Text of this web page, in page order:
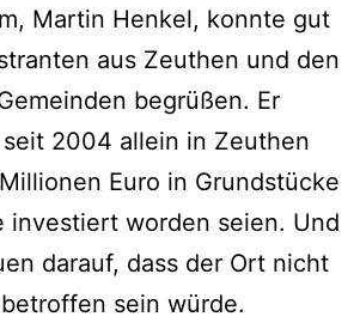
Martin Henkel, konnte gut
aus Zeuthen und den
begrüßen. Er
2004 allein in Zeuthen
Euro in Grundstücke
investiert worden seien. Und
darauf, dass der Ort nicht
sein würde.